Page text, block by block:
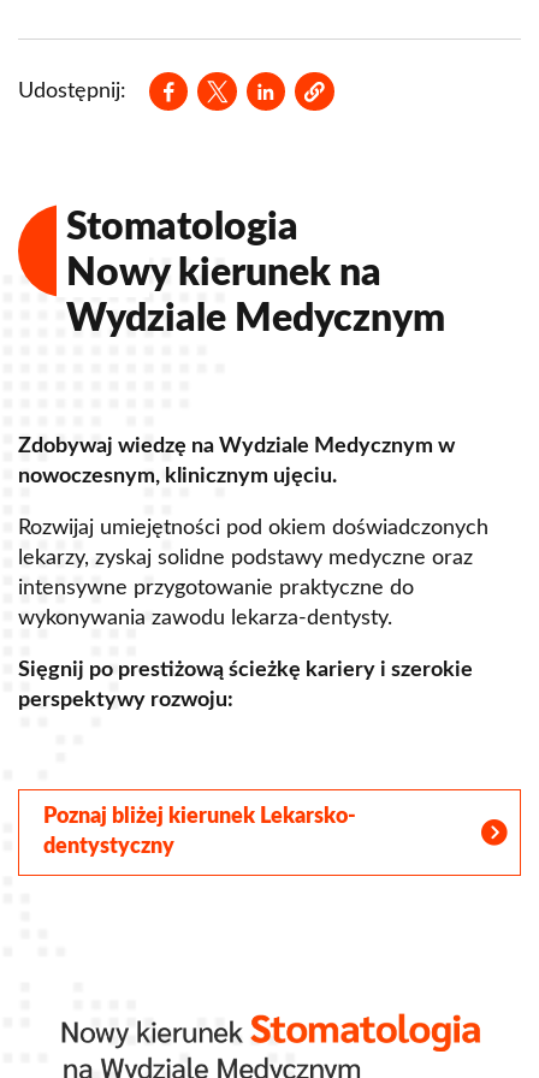
Udostępnij:
Opens in a new window
Opens in a new window
Opens in a new window
Stomatologia
Nowy kierunek na
Wydziale Medycznym
Zdobywaj wiedzę na Wydziale Medycznym w
nowoczesnym, klinicznym ujęciu.
Rozwijaj umiejętności pod okiem doświadczonych
lekarzy, zyskaj solidne podstawy medyczne oraz
intensywne przygotowanie praktyczne do
wykonywania zawodu lekarza-dentysty.
Sięgnij po prestiżową ścieżkę kariery i szerokie
perspektywy rozwoju:
Poznaj bliżej kierunek Lekarsko-
dentystyczny